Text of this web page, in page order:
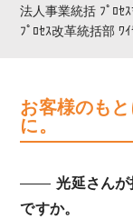
法人事業統括 ﾌﾟﾛｾ
ﾌﾟﾛｾｽ改革統括部 ﾜ
お客様のも
に。
光延さん
ですか。